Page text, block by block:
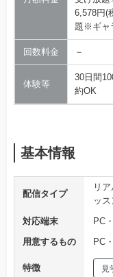
6,578円(
題※ギャ
回数料金 －
体験等
30日間
約OK
基本情報
配信タイプ
リ
ッス
対応端末
PC
用意するもの
PC
特徴 見